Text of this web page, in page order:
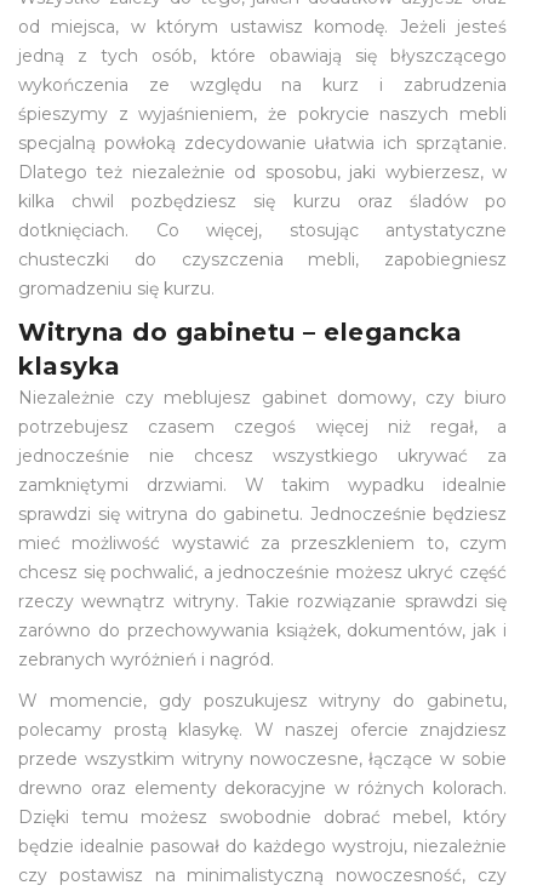
od miejsca, w którym ustawisz komodę. Jeżeli jesteś
jedną z tych osób, które obawiają się błyszczącego
wykończenia ze względu na kurz i zabrudzenia
śpieszymy z wyjaśnieniem, że pokrycie naszych mebli
specjalną powłoką zdecydowanie ułatwia ich sprzątanie.
Dlatego też niezależnie od sposobu, jaki wybierzesz, w
kilka chwil pozbędziesz się kurzu oraz śladów po
dotknięciach. Co więcej, stosując antystatyczne
chusteczki do czyszczenia mebli, zapobiegniesz
gromadzeniu się kurzu.
Witryna do gabinetu – elegancka
klasyka
Niezależnie czy meblujesz gabinet domowy, czy biuro
potrzebujesz czasem czegoś więcej niż regał, a
jednocześnie nie chcesz wszystkiego ukrywać za
zamkniętymi drzwiami. W takim wypadku idealnie
sprawdzi się witryna do gabinetu. Jednocześnie będziesz
mieć możliwość wystawić za przeszkleniem to, czym
chcesz się pochwalić, a jednocześnie możesz ukryć część
rzeczy wewnątrz witryny. Takie rozwiązanie sprawdzi się
zarówno do przechowywania książek, dokumentów, jak i
zebranych wyróżnień i nagród.
W momencie, gdy poszukujesz witryny do gabinetu,
polecamy prostą klasykę. W naszej ofercie znajdziesz
przede wszystkim witryny nowoczesne, łączące w sobie
drewno oraz elementy dekoracyjne w różnych kolorach.
Dzięki temu możesz swobodnie dobrać mebel, który
będzie idealnie pasował do każdego wystroju, niezależnie
czy postawisz na minimalistyczną nowoczesność, czy